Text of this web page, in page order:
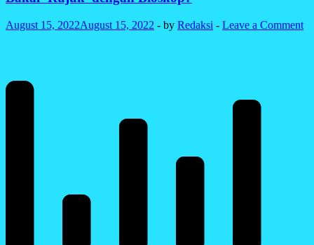
Turun
Adanya
August 15, 2022August 15, 2022 - by Redaksi - Leave a Comment